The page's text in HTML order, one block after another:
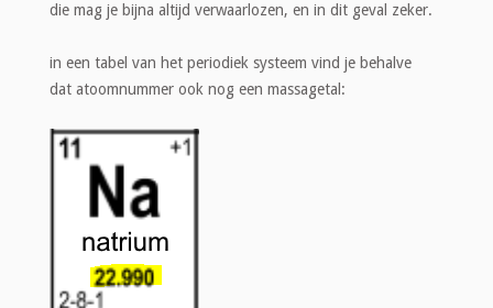
die mag je bijna altijd verwaarlozen, en in dit geval zeker.
in een tabel van het periodiek systeem vind je behalve
dat atoomnummer ook nog een massagetal: